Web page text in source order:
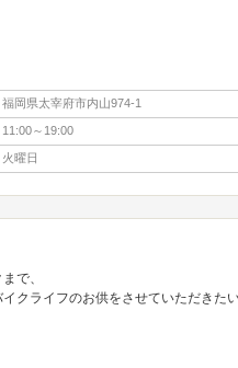
福岡県太宰府市内山974-1
11:00～19:00
火曜日
で、
クライフのお供をさせていただきた